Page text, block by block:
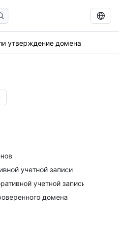
утверждение домена
учетной записи
учетной записи
домена